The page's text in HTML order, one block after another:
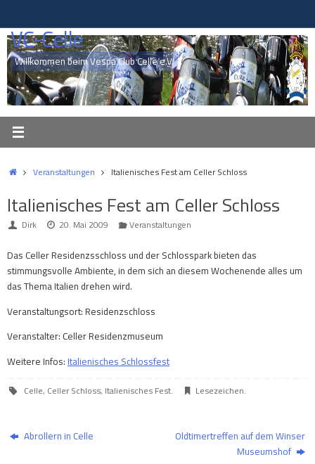
springen
VC-Celle
Willkommen beim Vespa Club Celle e.V.
StartVeranstaltungen Italienisches Fest am Celler Schloss
Italienisches Fest am Celler Schloss
Dirk 20. Mai 2009 Veranstaltungen
Das Celler Residenzsschloss und der Schlosspark bieten das
stimmungsvolle Ambiente, in dem sich an diesem Wochenende alles um
das Thema Italien drehen wird.
Veranstaltungsort: Residenzschloss
Veranstalter: Celler Residenzmuseum
Weitere Infos: Italienisches Schlossfest
Celle, Celler Schloss, Italienisches Fest. Lesezeichen.
Abrollern in Celle
Oldtimertreffen auf dem Winser
Museumshof